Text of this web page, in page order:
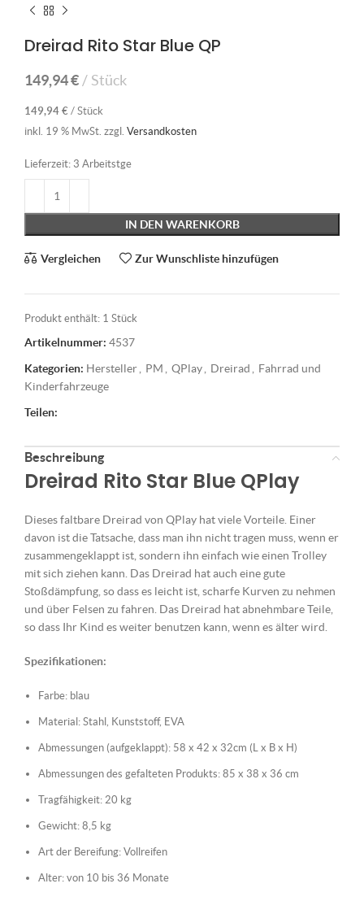
Dreirad Rito Star Blue QP
149,94€ Stück
149,94 € / Stück
inkl. 19 % MwSt. zzgl. Versandkosten
Lieferzeit: 3 Arbeitstge
IN DEN WARENKORB
Vergleichen Zur Wunschliste hinzufügen
Produkt enthält: 1 Stück
Artikelnummer: 4537
Kategorien: Hersteller, PM, QPlay, Dreirad, Fahrrad und
Kinderfahrzeuge
Teilen:
Beschreibung
Dreirad Rito Star Blue QPlay
Dieses faltbare Dreirad von QPlay hat viele Vorteile. Einer
davon ist die Tatsache, dass man ihn nicht tragen muss, wenn er
zusammengeklappt ist, sondern ihn einfach wie einen Trolley
mit sich ziehen kann. Das Dreirad hat auch eine gute
Stoßdämpfung, so dass es leicht ist, scharfe Kurven zu nehmen
und über Felsen zu fahren. Das Dreirad hat abnehmbare Teile,
so dass Ihr Kind es weiter benutzen kann, wenn es älter wird.
Spezifikationen:
Farbe: blau
Material: Stahl, Kunststoff, EVA
Abmessungen (aufgeklappt): 58 x 42 x 32cm (L x B x H)
Abmessungen des gefalteten Produkts: 85 x 38 x 36 cm
Tragfähigkeit: 20 kg
Gewicht: 8,5 kg
Art der Bereifung: Vollreifen
Alter: von 10 bis 36 Monate